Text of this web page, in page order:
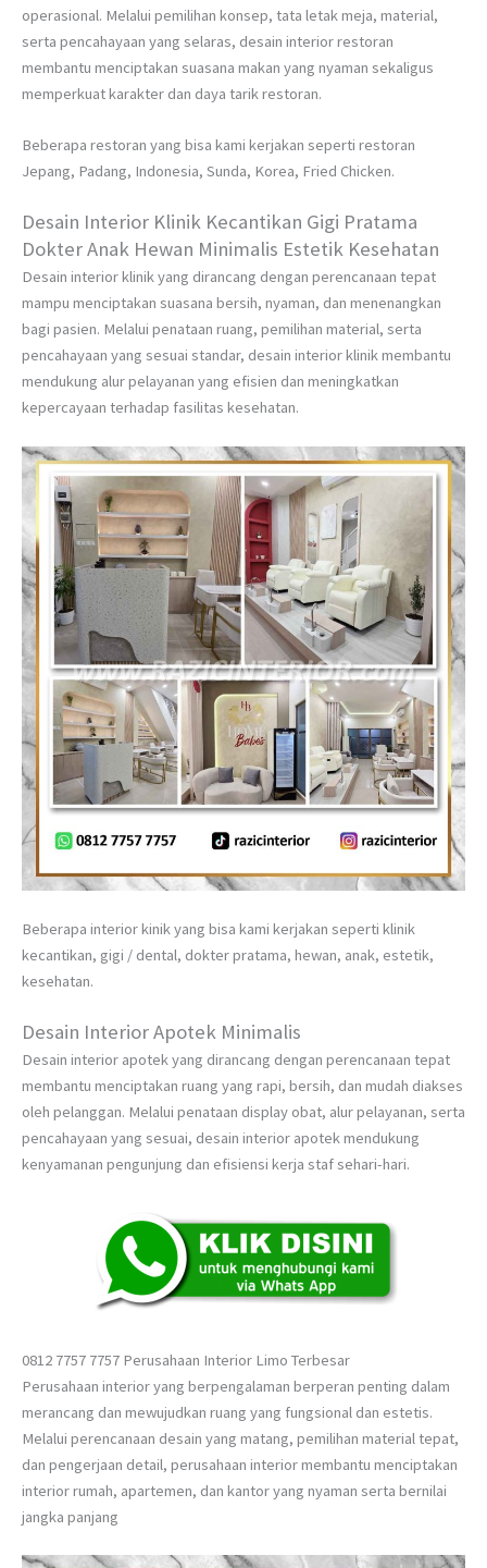
operasional. Melalui pemilihan konsep, tata letak meja, material,
serta pencahayaan yang selaras, desain interior restoran
membantu menciptakan suasana makan yang nyaman sekaligus
memperkuat karakter dan daya tarik restoran.
Beberapa restoran yang bisa kami kerjakan seperti restoran
Jepang, Padang, Indonesia, Sunda, Korea, Fried Chicken.
Desain Interior Klinik Kecantikan Gigi Pratama
Dokter Anak Hewan Minimalis Estetik Kesehatan
Desain interior klinik yang dirancang dengan perencanaan tepat
mampu menciptakan suasana bersih, nyaman, dan menenangkan
bagi pasien. Melalui penataan ruang, pemilihan material, serta
pencahayaan yang sesuai standar, desain interior klinik membantu
mendukung alur pelayanan yang efisien dan meningkatkan
kepercayaan terhadap fasilitas kesehatan.
Beberapa interior kinik yang bisa kami kerjakan seperti klinik
kecantikan, gigi / dental, dokter pratama, hewan, anak, estetik,
kesehatan.
Desain Interior Apotek Minimalis
Desain interior apotek yang dirancang dengan perencanaan tepat
membantu menciptakan ruang yang rapi, bersih, dan mudah diakses
oleh pelanggan. Melalui penataan display obat, alur pelayanan, serta
pencahayaan yang sesuai, desain interior apotek mendukung
kenyamanan pengunjung dan efisiensi kerja staf sehari-hari.
0812 7757 7757 Perusahaan Interior Limo Terbesar
Perusahaan interior yang berpengalaman berperan penting dalam
merancang dan mewujudkan ruang yang fungsional dan estetis.
Melalui perencanaan desain yang matang, pemilihan material tepat,
dan pengerjaan detail, perusahaan interior membantu menciptakan
interior rumah, apartemen, dan kantor yang nyaman serta bernilai
jangka panjang